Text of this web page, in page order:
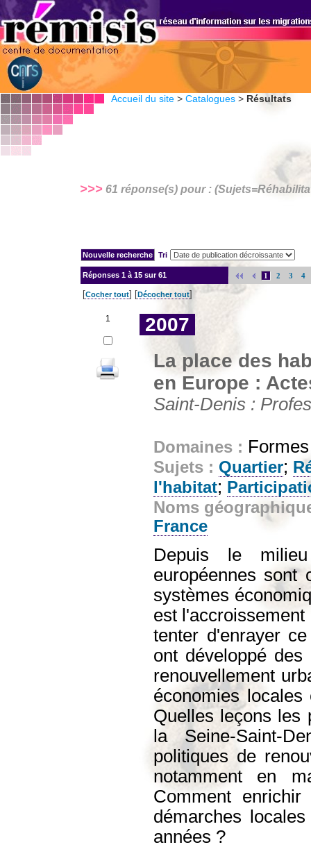
Accueil du site > Catalogues > Résultats
>>> 61 réponse(s) pour : (Sujets=
Tri
Réponses 1 à 15 sur 61 1 2 3 4
[Cocher tout] [Décocher tout]
1
2007
La place des
en Europe :
Saint-Denis :
Domaines :
Sujets : Quartier;
l'habitat;
Noms
France
Depuis le
européennes sont
systèmes
est
tenter d'enrayer
ont développé
renouvellement
économies
Quelles leçons les
la Seine-Saint-
politiques de
notamment en
Comment
démarches
années ?